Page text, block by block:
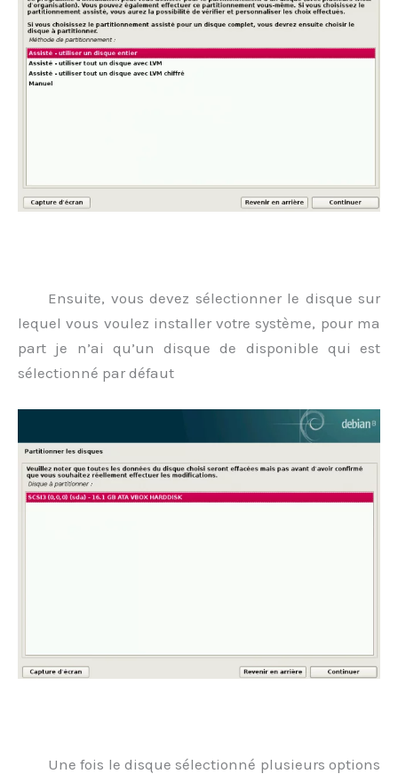
Ensuite, vous devez sélectionner le disque sur
lequel vous voulez installer votre système, pour ma
part je n’ai qu’un disque de disponible qui est
sélectionné par défaut
Une fois le disque sélectionné plusieurs options